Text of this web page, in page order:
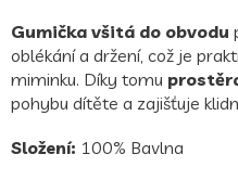
Gumička všitá do obvodu
oblékání a držení, což je
miminku. Díky tomu
pohybu dítěte a zajišťuje
Složení: 100% Bavlna